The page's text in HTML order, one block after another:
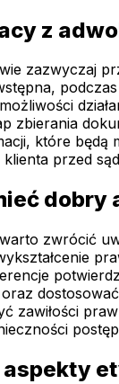
z
zazwyczaj
zbierania
które będą
przed
dobry
zwrócić
zawiłości